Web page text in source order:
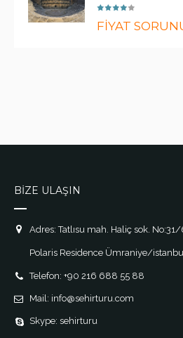
FİYAT
BİZE ULAŞIN
Adres: Tatlısu mah. Haliç sok.
Polaris Residence Ümraniye/
Telefon: +90 216 688 55 88
Mail: info@sehirturu.com
Skype: sehirturu